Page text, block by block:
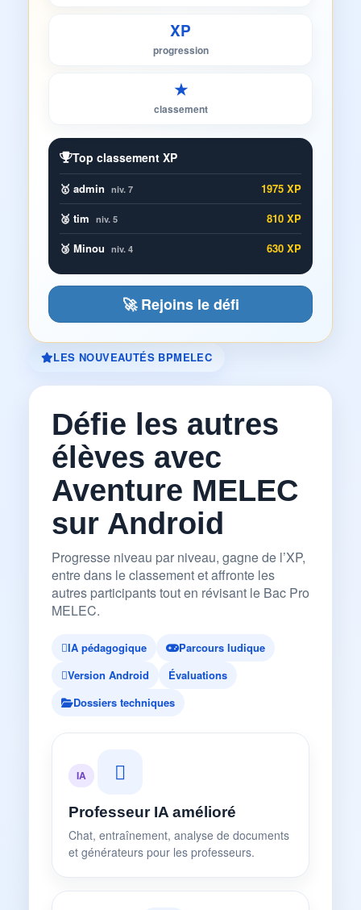
XP
progression
★
classement
Top classement XP
🥇 admin niv. 7
1975 XP
🥈 tim niv. 5
810 XP
🥉 Minou niv. 4 630 XP
🚀 Rejoins le défi
LES NOUVEAUTÉS BPMELEC
Défie les autres
élèves avec
Aventure MELEC
sur Android
Progresse niveau par niveau, gagne de l’XP,
entre dans le classement et affronte les
autres participants tout en révisant le Bac Pro
MELEC.
IA pédagogique
Parcours ludique
Version Android
Évaluations
Dossiers techniques
IA
Professeur IA amélioré
Chat, entraînement, analyse de documents
et générateurs pour les professeurs.